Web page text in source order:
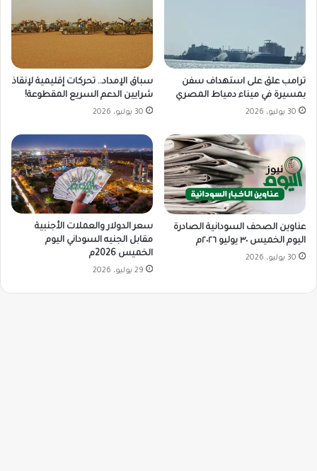
ترامب علق على استهداف سفن
بمسيرة في ميناء دمياط المصري
30 يوليو، 2026
سباق الإمداد.. تحركات إقليمية لإنقاذ
شرايين الدعم السريع المقطوعة!
30 يوليو، 2026
عناوين الصحف السودانية الصادرة
اليوم الخميس ٣٠ يوليو ٢٠٢٦م
30 يوليو، 2026
سعر الدولار والعملات الأجنبية
مقابل الجنيه السوداني اليوم
الخميس 2026م
29 يوليو، 2026